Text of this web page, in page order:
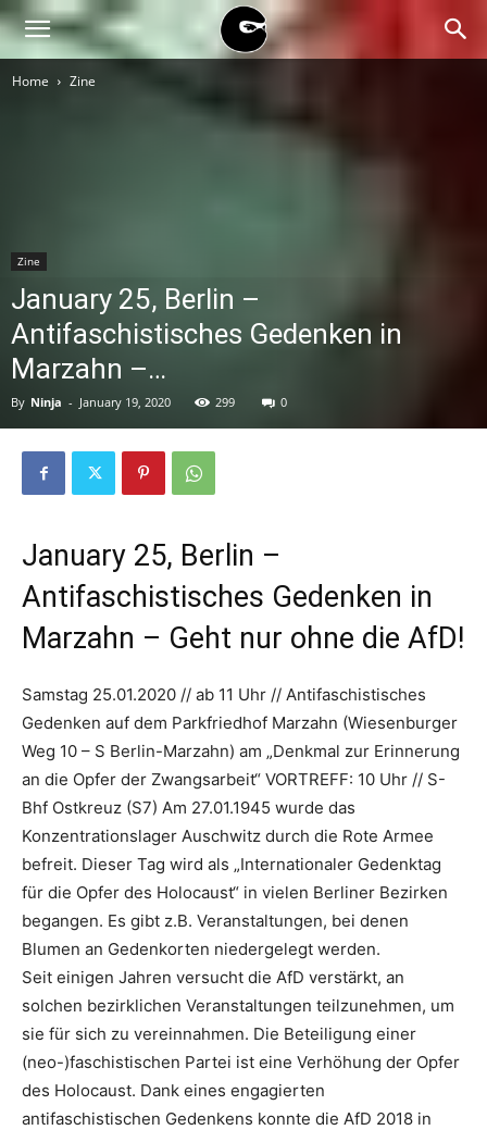
BLACK
Home Zine
Zine
January 25, Berlin –
Antifaschistisches Gedenken in
Marzahn –…
By Ninja - January 19, 2020 299 0
January 25, Berlin –
Antifaschistisches Gedenken in
Marzahn – Geht nur ohne die AfD!
Samstag 25.01.2020 // ab 11 Uhr // Antifaschistisches
Gedenken auf dem Parkfriedhof Marzahn (Wiesenburger
Weg 10 – S Berlin-Marzahn) am „Denkmal zur Erinnerung
an die Opfer der Zwangsarbeit“ VORTREFF: 10 Uhr // S-
Bhf Ostkreuz (S7) Am 27.01.1945 wurde das
Konzentrationslager Auschwitz durch die Rote Armee
befreit. Dieser Tag wird als „Internationaler Gedenktag
für die Opfer des Holocaust“ in vielen Berliner Bezirken
begangen. Es gibt z.B. Veranstaltungen, bei denen
Blumen an Gedenkorten niedergelegt werden.
Seit einigen Jahren versucht die AfD verstärkt, an
solchen bezirklichen Veranstaltungen teilzunehmen, um
sie für sich zu vereinnahmen. Die Beteiligung einer
(neo-)faschistischen Partei ist eine Verhöhung der Opfer
des Holocaust. Dank eines engagierten
antifaschistischen Gedenkens konnte die AfD 2018 in